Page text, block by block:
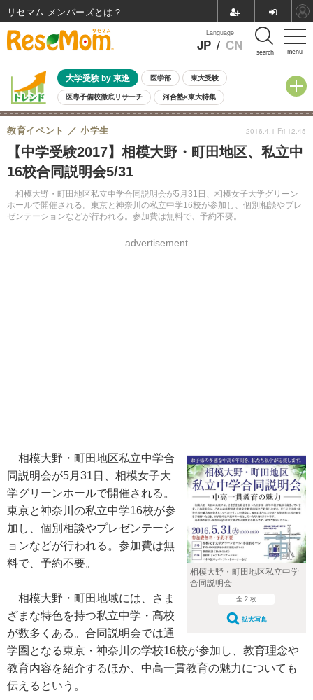
menu
Language
JP / CN search
大学受験 by 東進 医学部 東大受験
医専予備校徹底リサーチ 河合塾×東大特集
親子で考える大学選び 高校受験 中学受験 小学校受験
共通テスト 夏休み
8月開催イベント・WS 全国公立高校 過去問 人気記事
自由研究教材（小学生向け） 自由研究教材（中学生向け）
【中学受験2017】相模大野・町田地区、私立中
16校合同説明会5/31
相模大野・町田地区私立中学合同説明会が5月31日、相模女子大学グリーン
ホールで開催される。東京と神奈川の私立中学16校が参加し、個別相談やプレ
ゼンテーションなどが行われる。参加費は無料で、予約不要。
教育イベント 小学生
advertisement
2016.4.1 Fri 12:45
相模大野・町田地区私立中学
合同説明会
全 2 枚
拡大写真
相模大野・町田地区私立中学合
同説明会が5月31日、相模女子大
学グリーンホールで開催される。
東京と神奈川の私立中学16校が参
加し、個別相談やプレゼンテーシ
ョンなどが行われる。参加費は無
料で、予約不要。
相模大野・町田地域には、さま
ざまな特色を持つ私立中学・高校
が数多くある。合同説明会では通
学圏となる東京・神奈川の学校16校が参加し、教育理念や
教育内容を紹介するほか、中高一貫教育の魅力についても
伝えるという。
リセマム メンバーズ